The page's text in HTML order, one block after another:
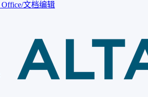
Office/文档编辑